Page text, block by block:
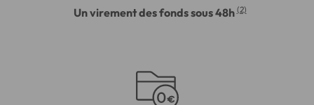
Un virement des fonds sous 48h (2)